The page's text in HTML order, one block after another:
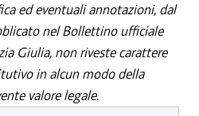
ed eventuali annotazioni, dal
nel Bollettino ufficiale
Giulia, non riveste carattere
in alcun modo della
valore legale.